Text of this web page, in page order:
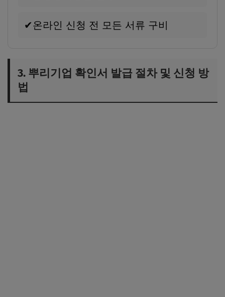
✔온라인 신청 전 모든 서류 구비
3. 뿌리기업 확인서 발급 절차 및 신청 방
법